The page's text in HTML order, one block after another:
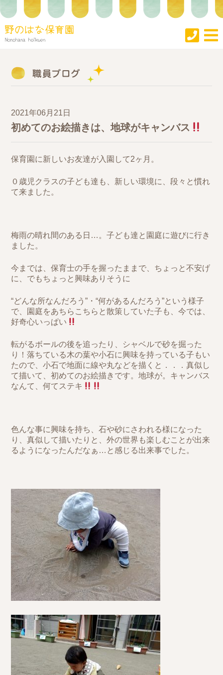
2021年06月21日
初めてのお絵描きは、地球がキャンバス
保育園に新しいお友達が入園して2ヶ月。
０歳児クラスの子ども達も、新しい環境に、段々と慣れ
て来ました。
梅雨の晴れ間のある日…。子ども達と園庭に遊びに行き
ました。
今までは、保育士の手を握ったままで、ちょっと不安げ
に、でもちょっと興味ありそうに
“どんな所なんだろう”・“何があるんだろう”という様子
で、園庭をあちらこちらと散策していた子も、今では、
好奇心いっぱい
転がるボールの後を追ったり、シャベルで砂を掘った
り！落ちている木の葉や小石に興味を持っている子もい
たので、小石で地面に線や丸などを描くと．．．真似し
て描いて、初めてのお絵描きです。地球が。キャンバス
なんて、何てステキ
色んな事に興味を持ち、石や砂にさわれる様になった
り、真似して描いたりと、外の世界も楽しむことが出来
るようになったんだなぁ…と感じる出来事でした。